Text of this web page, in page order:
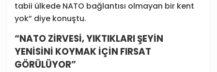
tabii ülkede NATO bağlantısı olmayan bir kent
yok” diye konuştu.
“NATO ZİRVESİ, YIKTIKLARI ŞEYİN
YENİSİNİ KOYMAK İÇİN FIRSAT
GÖRÜLÜYOR”